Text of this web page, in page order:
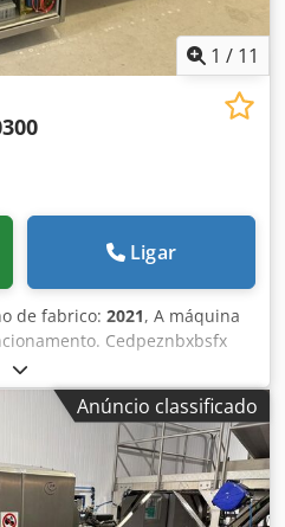
1 / 11
Ligar
de fabrico: 2021, A máquina
Cedpeznbxbsfx
Anúncio classificado